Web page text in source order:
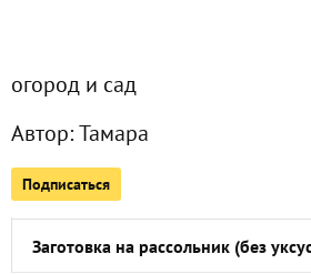
огород и сад
Автор:Тамара
Подписаться
Ищу рецепт!
Шницели из савойской капусты с
Вкуснейший бисквит в мультиварке
Заготовка на рассольник (без